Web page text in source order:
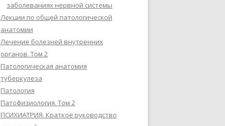
заболеваниях нервной системы
Лекции по общей патологической
анатомии
Лечение болезней внутренних
органов. Том 2
Патологическая анатомия
туберкулеза
Патология
Патофизиология. Том 2
ПСИХИАТРИЯ. Краткое руководство